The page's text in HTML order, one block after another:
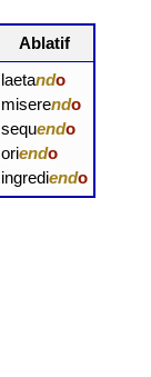
Ablatif
laetando
miserendo
sequendo
oriendo
ingrediendo